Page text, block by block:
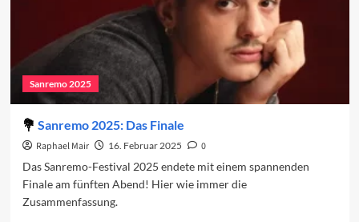
Sanremo 2025
Sanremo 2025: Das Finale
Raphael Mair 16. Februar 2025
0
Das Sanremo-Festival 2025 endete mit einem spannenden
Finale am fünften Abend! Hier wie immer die
Zusammenfassung.